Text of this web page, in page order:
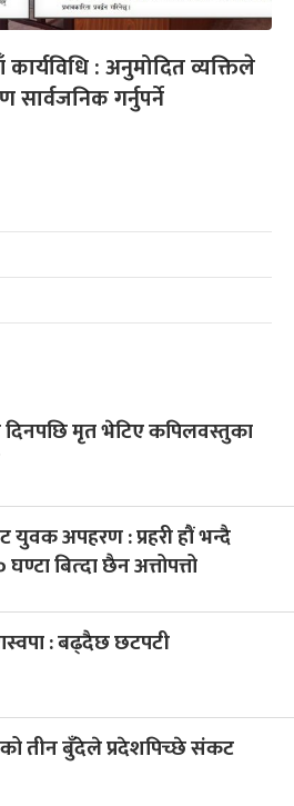
: अनुमोदित व्यक्तिले
सार्वजनिक गर्नुपर्ने
दिनपछि मृत भेटिए कपिलवस्तुका
युवक अपहरण : प्रहरी हौं भन्दै
बित्दा छैन अत्तोपत्तो
: बढ्दैछ छटपटी
तीन बुँदेले प्रदेशपिच्छे संकट